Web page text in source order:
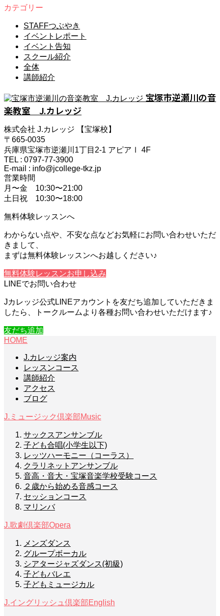
カテゴリー
STAFFつぶやき
イベントレポート
イベント告知
スクール紹介
全体
講師紹介
宝塚市逆瀬川の音
楽教室 J.カレッジ
株式会社 J.カレッジ 【宝塚校】
〒665-0035
兵庫県宝塚市逆瀬川1丁目2-1 アピアⅠ 4F
TEL : 0797-77-3900
E-mail : info@jcollege-tkz.jp
営業時間
月〜金 10:30〜21:00
土日祝 10:30〜18:00
無料体験レッスンへ
わからない点や、不安な点などお気軽にお問い合わせいただ
きまして、
まずは無料体験レッスンへお越しください♪
無料体験レッスンお申し込み
LINEでお問い合わせ
Jカレッジ公式LINEアカウントを友だち追加していただきま
したら、トークルームより各種お問い合わせいただけます♪
友だち追加
HOME
J.カレッジ案内
レッスンコース
講師紹介
アクセス
ブログ
J.ミュージック倶楽部Music
サックスアンサンブル
子ども合唱(小学生以下)
レッツハーモニー（コーラス）
クラリネットアンサンブル
音高・音大・宝塚音楽学校受験コース
２歳から始める音感コース
セッションコース
マリンバ
J.歌劇倶楽部Opera
メンズダンス
グループボーカル
シアタージャズダンス(初級)
子どもバレエ
子どもミュージカル
J.イングリッシュ倶楽部English